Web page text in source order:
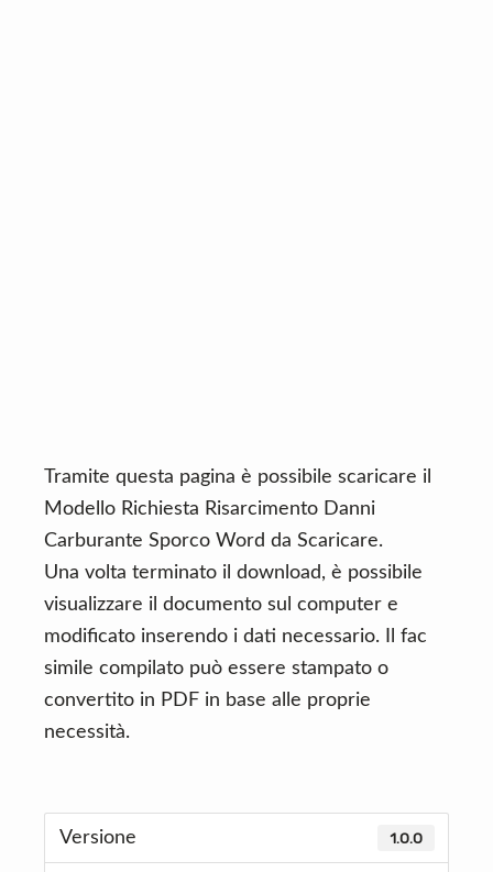
Tramite questa pagina è possibile scaricare il
Modello Richiesta Risarcimento Danni
Carburante Sporco Word da Scaricare.
Una volta terminato il download, è possibile
visualizzare il documento sul computer e
modificato inserendo i dati necessario. Il fac
simile compilato può essere stampato o
convertito in PDF in base alle proprie
necessità.
Versione 1.0.0